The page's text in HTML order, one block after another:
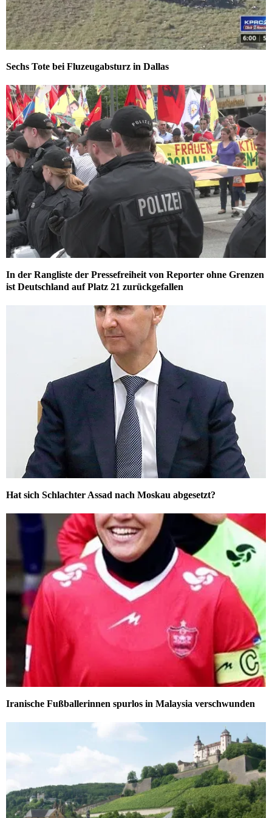
Sechs Tote bei Fluzeugabsturz in Dallas
In der Rangliste der Pressefreiheit von Reporter ohne Grenzen
ist Deutschland auf Platz 21 zurückgefallen
Hat sich Schlachter Assad nach Moskau abgesetzt?
Iranische Fußballerinnen spurlos in Malaysia verschwunden